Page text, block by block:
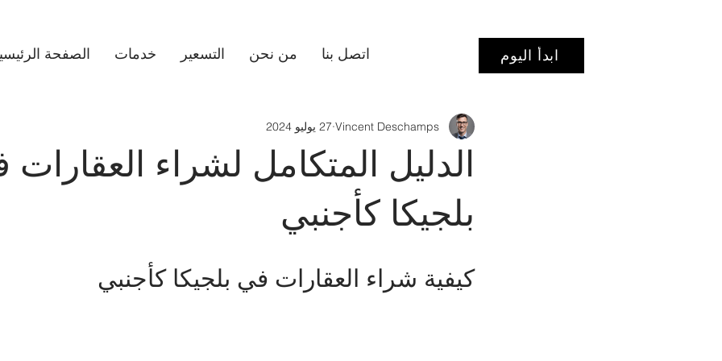
الصفحة خدمات التسعير من نحن اتصل بنا ابدأ اليوم
الدليل المتكامل لشراء
بلجيكا كأجنبي
Vincent Deschamps 27 يوليو 2024
كيفية شراء العقارات في بلجيكا كأجنبي